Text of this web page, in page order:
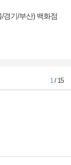
경기/부산) 백화점
1/ 15